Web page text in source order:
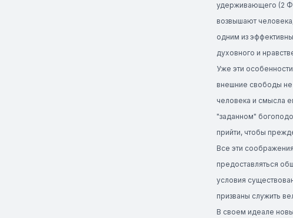
удерживающего (2
возвышают
одним из
духовного и
Уже эти
внешние свободы не
человека и смысла
"заданном"
прийти, чтобы
Все эти
предоставляться
условия
призваны служить
В своем идеале